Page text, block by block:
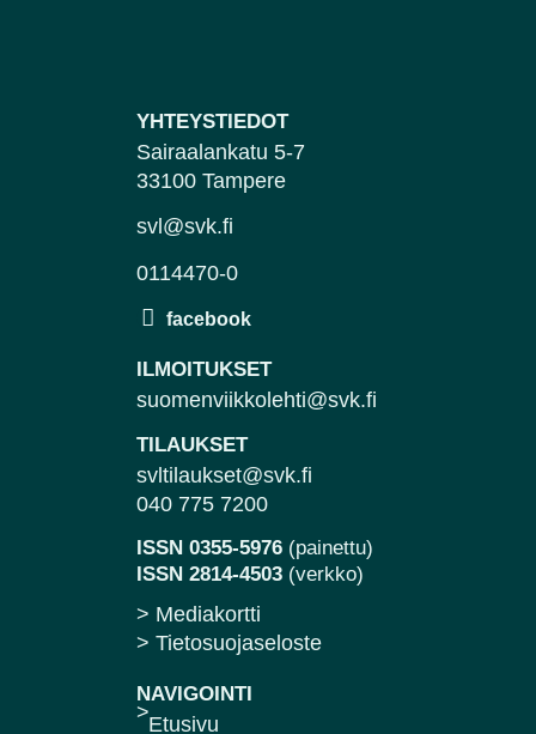
YHTEYSTIEDOT
Sairaalankatu 5-7
33100 Tampere
svl@svk.fi
0114470-0
ILMOITUKSET
suomenviikkolehti@svk.fi
TILAUKSET
svltilaukset@svk.fi
040 775 7200
ISSN 0355-5976 (painettu)
ISSN 2814-4503 (verkko)
> Mediakortti
> Tietosuojaseloste
NAVIGOINTI
Etusivu